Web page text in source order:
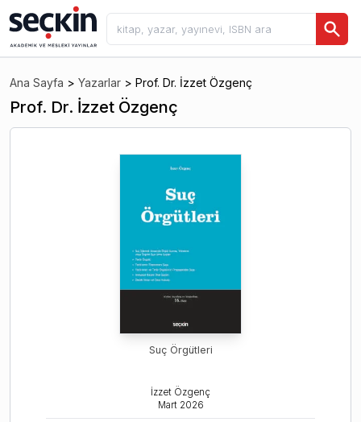
Ana Sayfa > Yazarlar > Prof. Dr. İzzet Özgenç
Prof. Dr. İzzet Özgenç
Suç Örgütleri
İzzet Özgenç
Mart 2026